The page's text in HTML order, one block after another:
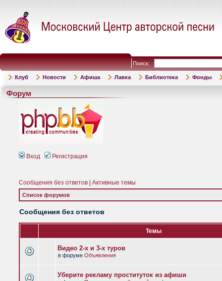
Поиск:
Клуб Новости Афиша Лавка Библиотека Фонды
Форум
Вход Регистрация
Сообщения без ответов Активные темы
Список форумов
Сообщения без ответов
Темы
Видео 2-х и 3-х туров
в форуме Объявления
Уберите рекламу проституток из афиши